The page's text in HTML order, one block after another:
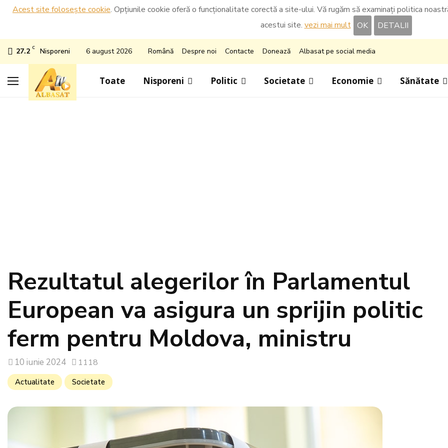
Acest site folosește cookie. Opțiunile cookie oferă o funcționalitate corectă a site-ului. Vă rugăm să examinați politica
acestui site. vezi mai mult OK DETALII
27.2 C Nisporeni 6 august 2026 Română Despre noi Contacte Donează Albasat pe social media
Toate Nisporeni Politic Societate Economie Sănătate
Rezultatul alegerilor în Parlamentul
European va asigura un sprijin politic
ferm pentru Moldova, ministru
10 iunie 2024 1118
Actualitate Societate